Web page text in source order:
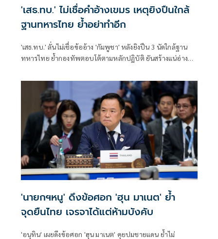
'เสธ.ทบ.' ไม่เชื่อคำอ้างเขมร เหตุยิงปืนใกล้
ฐานทหารไทย ย้ำอย่าทำอีก
'เสธ.ทบ.' ลั่นไม่เชื่อข้ออ้าง 'กัมพูชา' หลังยิงปืน 3 นัดใกล้ฐาน
ทหารไทย ย้ำกองทัพตอบโต้ตามหลักปฏิบัติ ยันสร้างแน่อ่าง
ให้ประเทศชาติ
'นายกฯหนู' ดึงข้อศอก 'ฮุน มาเนต' ย้ำ
จุดยืนไทย เจรจาได้แต่ห้ามบังคับ
'อนุทิน' เผยดึงข้อศอก 'ฮุน มาเนต' คุยปมชายแดน ย้ำไม่